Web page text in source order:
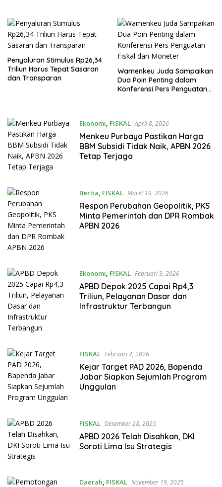
Penyaluran Stimulus Rp26,34
Triliun Harus Tepat Sasaran
dan Transparan
Wamenkeu Juda Sampaikan
Dua Poin Penting dalam
Konferensi Pers Penguatan
Ekonomi, FISKAL April 8, 2026
Menkeu Purbaya Pastikan Harga
BBM Subsidi Tidak Naik, APBN 2026
Tetap Terjaga
Berita, FISKAL Maret 19, 2026
Respon Perubahan Geopolitik, PKS
Minta Pemerintah dan DPR Rombak
APBN 2026
Ekonomi, FISKAL Februari 3, 2026
APBD Depok 2025 Capai Rp4,3
Triliun, Pelayanan Dasar dan
Infrastruktur Terbangun
FISKAL Februari 2, 2026
Kejar Target PAD 2026, Bapenda
Jabar Siapkan Sejumlah Program
Unggulan
FISKAL Desember 28, 2025
APBD 2026 Telah Disahkan, DKI
Soroti Lima Isu Strategis
Daerah, FISKAL November 19, 2025